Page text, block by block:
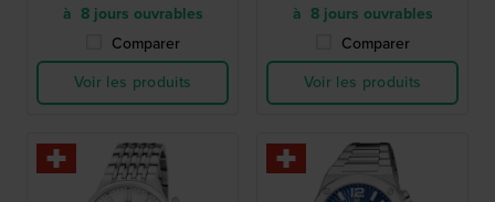
à 8 jours ouvrables
Comparer
Voir les produits
à 8 jours ouvrables
Comparer
Voir les produits